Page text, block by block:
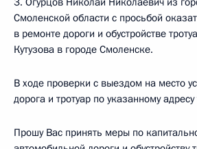
Смоленской области с просьбой
в ремонте дороги и обустройстве
Кутузова в городе Смоленске.
В ходе проверки с выездом на место
дорога и тротуар по указанному
Прошу Вас принять меры по